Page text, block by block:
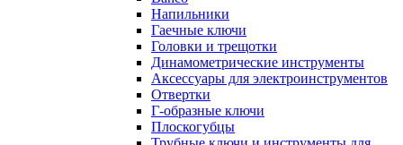
Напильники
Гаечные ключи
Головки и трещотки
Динамометрические инструменты
Аксессуары для электроинструментов
Отвертки
Г-образные ключи
Плоскогубцы